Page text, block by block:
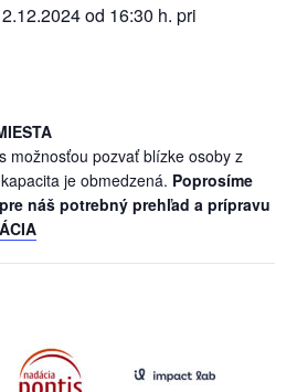
od 16:30 h. pri
možnosťou pozvať blízke osoby z
je obmedzená. Poprosíme
náš potrebný prehľad a prípravu